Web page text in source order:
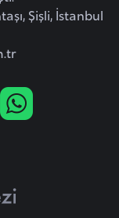
Şişli, İstanbul